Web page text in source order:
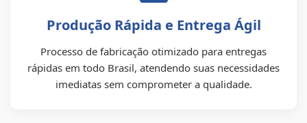
Produção Rápida e Entrega Ágil
Processo de fabricação otimizado para entregas
rápidas em todo Brasil, atendendo suas necessidades
imediatas sem comprometer a qualidade.